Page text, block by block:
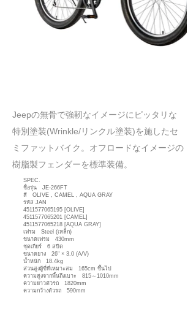
​Jeepの無骨で強靭なイメージにピッタリな
特別塗装(Wrinkle/リンクル塗装)を施したセ
ミファットバイク。オフロードなイメージの
樹脂製フェンダーを標準装備。
SPEC.
ชื่อรุ่น JE-266FT
สี OLIVE , CAMEL , AQUA GRAY
รหัส JAN
4511577065195 [OLIVE]
4511577065201 [CAMEL]
4511577065218 [AQUA GRAY]
เฟรม Steel (เหล็ก)
ขนาดเฟรม 430mm
ชุดเกียร์ 6 สปีด
ขนาดยาง 26" × 3.0 (A/V)
น้ำหนัก 18.4kg
ส่วนสูงผู้ขี่ที่เหมาะสม 165cm ขึ้นไป
ความสูงจากพื้นถึงเบาะ 815～1010mm
ความยาวตัวรถ 1820mm
ความกว้างตัวรถ 590mm